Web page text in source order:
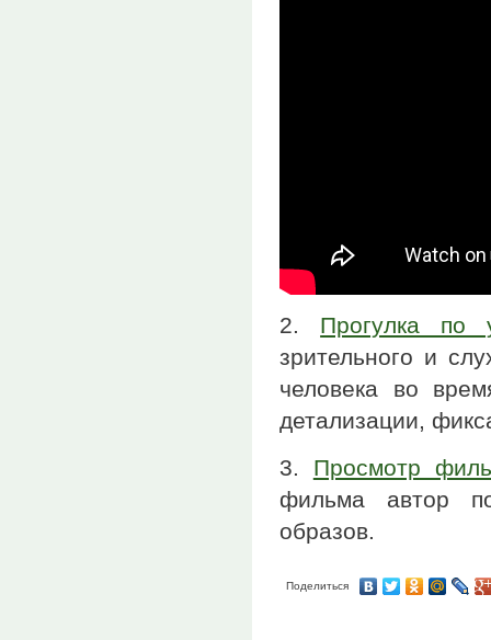
2. Прогулка по
зрительного и
человека во
детализации,
3. Просмотр
фильма автор
образов.
Поделиться